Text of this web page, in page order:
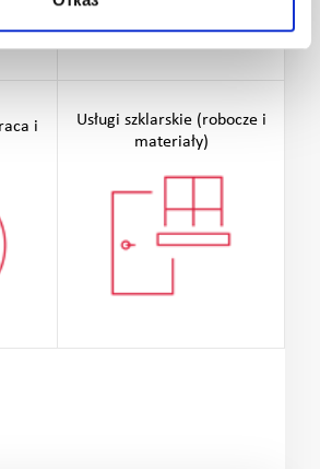
i
Usługi szklarskie (robocze i
materiały)